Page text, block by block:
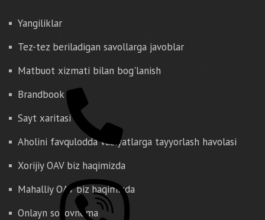
Yangiliklar
Tez-tez beriladigan savollarga javoblar
Matbuot xizmati bilan bog'lanish
Brandbook
Sayt xaritasi
Aholini favqulodda vaziyatlarga tayyorlash havolasi
Xorijiy OAV biz haqimizda
Mahalliy OAV biz haqimizda
Onlayn so'rovnoma